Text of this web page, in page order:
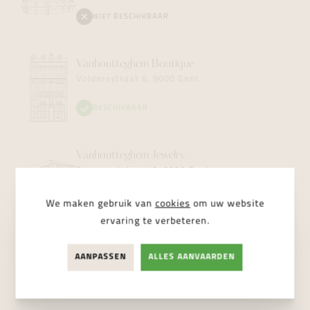
NIET BESCHIKBAAR
Vanhoutteghem Boutique
Vanhoutteghem Jewelry
Dampoortstraat 2, 9000 Gent
NIET BESCHIKBAAR
We maken gebruik van cookies om uw website
ervaring te verbeteren.
AANPASSEN ALLES AANVAARDEN